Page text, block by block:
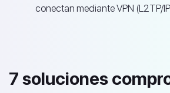
conectan mediante VPN (L2TP/
7 soluciones